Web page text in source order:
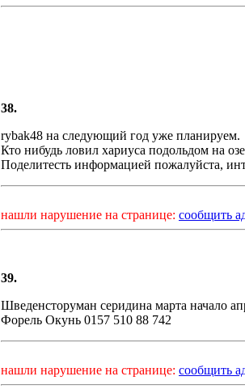
38.
rybak48 на следующий год уже планируем.
Кто нибудь ловил хариуса подольдом на
Поделитесть информацией пожалуйста,
нашли нарушение на странице: сообщить
39.
Шведенсторуман серидина марта начало
Форель Окунь 0157 510 88 742
нашли нарушение на странице: сообщить